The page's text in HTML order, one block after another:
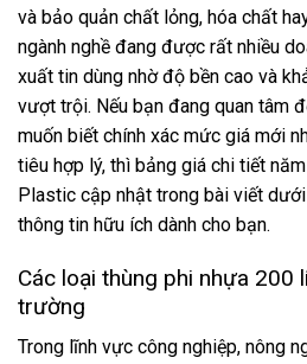
và bảo quản chất lỏng, hóa chất
ngành nghề đang được rất nhiều
xuất tin dùng nhờ độ bền cao và
vượt trội. Nếu bạn đang quan tâm
muốn biết chính xác mức giá mới
tiêu hợp lý, thì bảng giá chi tiết
Plastic cập nhật trong bài viết
thông tin hữu ích dành cho bạn.
Các loại thùng phi nhựa 200
trường
Trong lĩnh vực công nghiệp, nông